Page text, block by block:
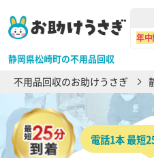
静岡県松崎町の不用品回収
年
不用品回収のお助けうさぎ
電話1本 最短